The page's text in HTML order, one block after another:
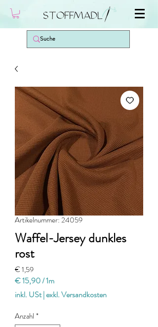
Artikelnummer: 24059
Waffel-Jersey dunkles
rost
€ 1,59Preis
€ 15,90/1m
€ 15,90
pro
1
Meter
inkl. USt|exkl. Versandkosten
Anzahl *